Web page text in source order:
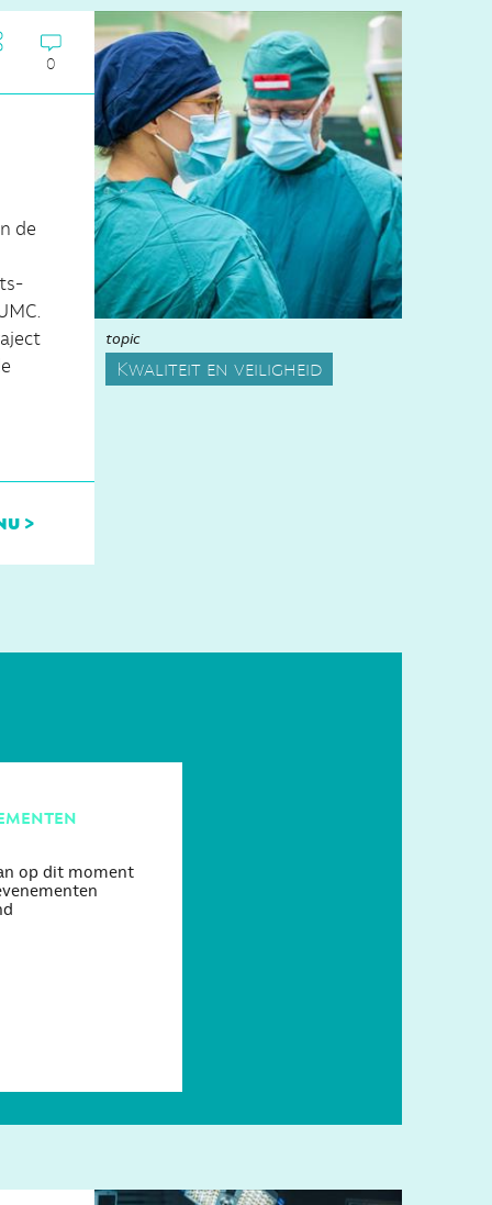
0
de
>
topic
Kwaliteit en veiligheid
op dit moment